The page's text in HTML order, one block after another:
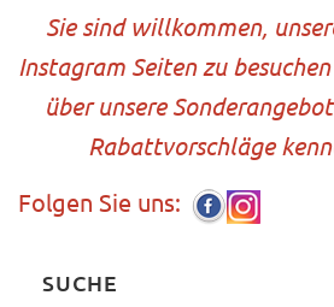
Sie sind willkommen,
Instagram Seiten zu
über unsere
Rabattvorschläge
Folgen Sie uns:
SUCHE